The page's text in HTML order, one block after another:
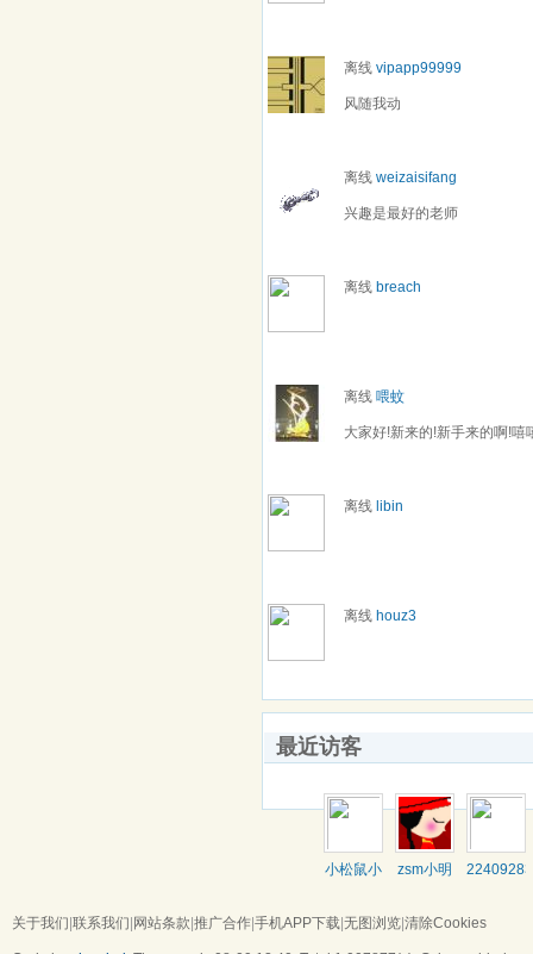
离线 vipapp99999
风随我动
离线 weizaisifang
兴趣是最好的老师
离线 breach
离线 喂蚊
大家好!新来的!新手来的啊!嘻
离线 libin
离线 houz3
最近访客
小松鼠小
zsm小明
关于我们|联系我们|网站条款|推广合作|手机APP下载|无图浏览|清除Cookies